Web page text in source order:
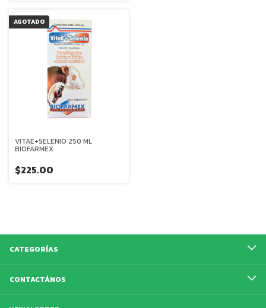
AGOTADO
VITAE+SELENIO 250 ML
BIOFARMEX
$225.00
CATEGORÍAS
CONTACTÁNOS